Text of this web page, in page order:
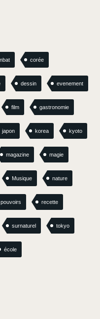
corée
dessin evenement
film gastronomie
japon korea kyoto
magazine magie
Musique nature
pouvoirs recette
surnaturel tokyo
école